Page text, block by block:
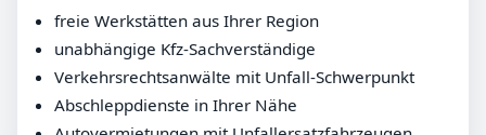
freie Werkstätten aus Ihrer Region
unabhängige Kfz-Sachverständige
Verkehrsrechtsanwälte mit Unfall-Schwerpunkt
Abschleppdienste in Ihrer Nähe